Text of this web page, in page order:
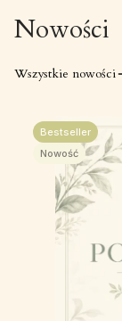
Nowości
Wszystkie nowości
Bestseller
Nowość